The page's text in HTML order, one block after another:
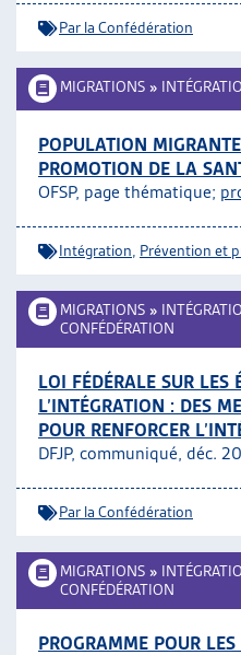
Par la Confédération
MIGRATIONS »
POPULATION
PROMOTION DE LA
OFSP, page thématique;
Intégration Prévention et
MIGRATIONS »
CONFÉDÉRATION
LOI FÉDÉRALE SUR LES
L’INTÉGRATION : DES
POUR RENFORCER
DFJP, communiqué, déc.
Par la Confédération
MIGRATIONS »
CONFÉDÉRATION
PROGRAMME POUR